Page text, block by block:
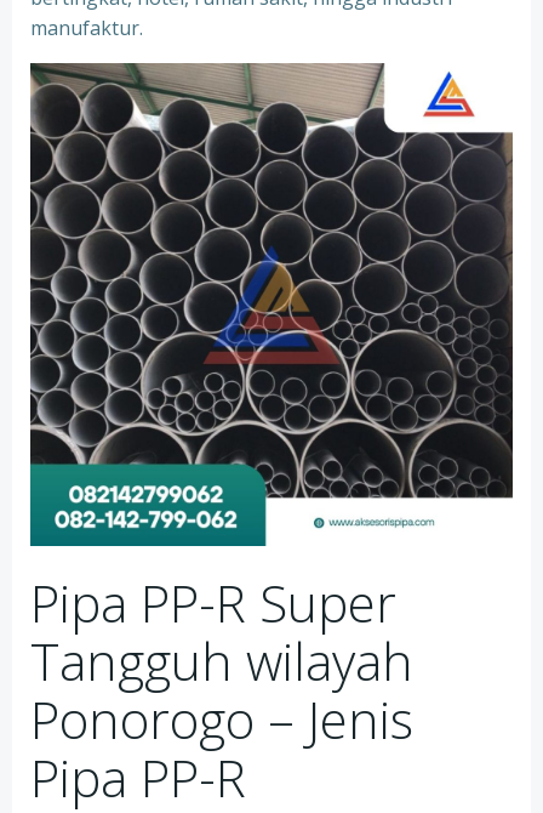
manufaktur.
Pipa PP-R Super
Tangguh wilayah
Ponorogo – Jenis
Pipa PP-R